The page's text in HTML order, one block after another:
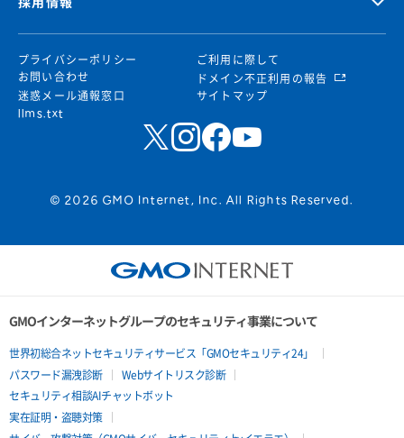
プライバシーポリシー
ご利用に際して
お問い合わせ
ドメイン不正利用の報告
迷惑メール通報窓口
サイトマップ
llms.txt
© 2026 GMO Internet, Inc. All Rights Reserved.
GMOインターネットグループのセキュリティ事業について
世界初総合ネットセキュリティサービス「GMOセキュリティ24」
パスワード漏洩診断
Webサイトリスク診断
セキュリティ相談AIチャットボット
実在証明・盗聴対策